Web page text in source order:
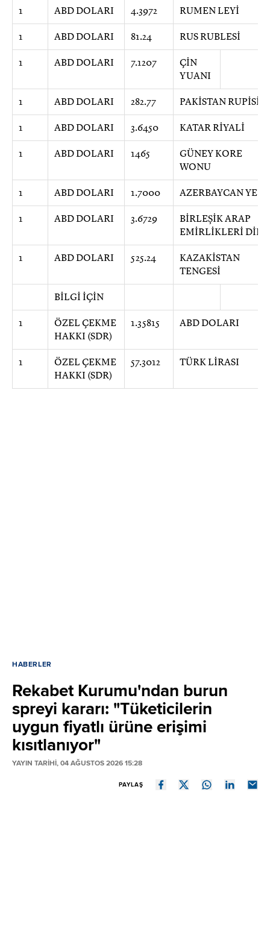
1 ABD DOLARI 4.3972 RUMEN LEYİ
1 ABD DOLARI 81.24 RUS RUBLESİ
1 ABD DOLARI 7.1207
ÇİN
YUANI
1 ABD DOLARI 282.77 PAKİSTAN RUPİSİ
1 ABD DOLARI 3.6450 KATAR RİYALİ
1 ABD DOLARI 1465
GÜNEY KORE
WONU
1 ABD DOLARI 1.7000 AZERBAYCAN
1 ABD DOLARI 3.6729
BİRLEŞİK ARAP
EMİRLİKLERİ
1 ABD DOLARI 525.24
KAZAKİSTAN
TENGESİ
BİLGİ İÇİN
1
ÖZEL ÇEKME
HAKKI (SDR)
1.35815 ABD DOLARI
1
ÖZEL ÇEKME
HAKKI (SDR)
57.3012 TÜRK LİRASI
HABERLER
Rekabet Kurumu'ndan burun
spreyi kararı: "Tüketicilerin
uygun fiyatlı ürüne erişimi
kısıtlanıyor"
YAYIN TARİHİ, 04 AĞUSTOS 2026 15:28
PAYLAŞ